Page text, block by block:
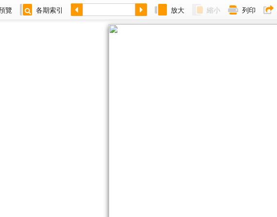
覽 各期索引 放大 縮小 列印